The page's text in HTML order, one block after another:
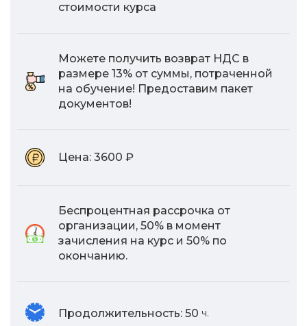
стоимости курса
Можете получить возврат НДС в
размере 13% от суммы, потраченной
на обучение! Предоставим пакет
документов!
Цена: 3600 ₽
Беспроцентная рассрочка от
организации, 50% в момент
зачисления на курс и 50% по
окончанию.
Продолжительность: 50 ч.